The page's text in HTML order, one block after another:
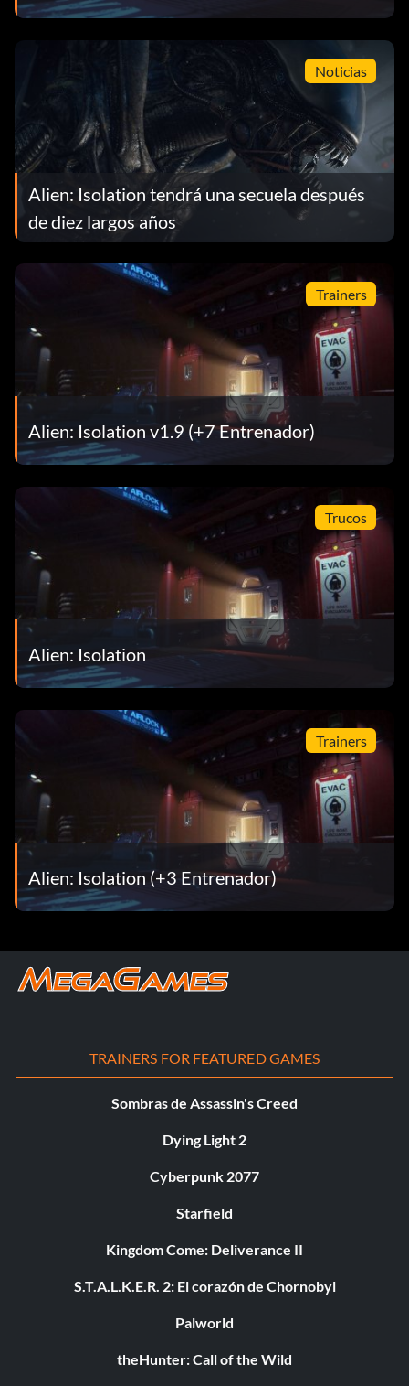
Noticias
Alien: Isolation tendrá una secuela después
de diez largos años
Trainers
Alien: Isolation v1.9 (+7 Entrenador)
Trucos
Alien: Isolation
Trainers
Alien: Isolation (+3 Entrenador)
TRAINERS FOR FEATURED GAMES
Sombras de Assassin's Creed
Dying Light 2
Cyberpunk 2077
Starfield
Kingdom Come: Deliverance II
S.T.A.L.K.E.R. 2: El corazón de Chornobyl
Palworld
theHunter: Call of the Wild